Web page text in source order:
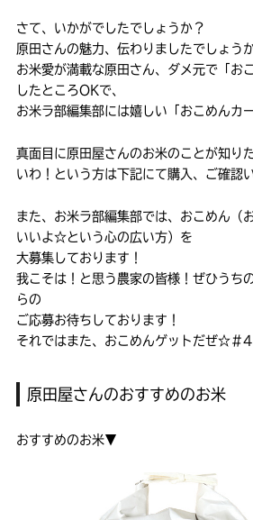
さて、いかがでしたでしょうか？
原田さんの魅力、伝わりましたでしょう
お米愛が満載な原田さん、ダメ元で「お
したところOKで、
お米ラ部編集部には嬉しい「おこめんカ
真面目に原田屋さんのお米のことが知り
いわ！という方は下記にて購入、ご確認
また、お米ラ部編集部では、おこめん（
いいよ☆という心の広い方）を
大募集しております！
我こそは！と思う農家の皆様！ぜひうち
らの
ご応募お待ちしております！
それではまた、おこめんゲットだぜ☆＃4
原田屋さんのおすすめのお米
おすすめのお米▼